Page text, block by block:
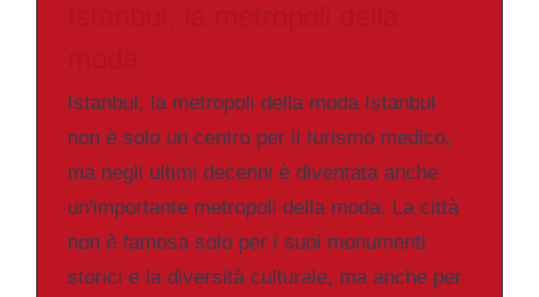
Istanbul, la metropoli della moda Istanbul
non è solo un centro per il turismo medico,
ma negli ultimi decenni è diventata anche
un'importante metropoli della moda. La città
non è famosa solo per i suoi monumenti
storici e la diversità culturale, ma anche per